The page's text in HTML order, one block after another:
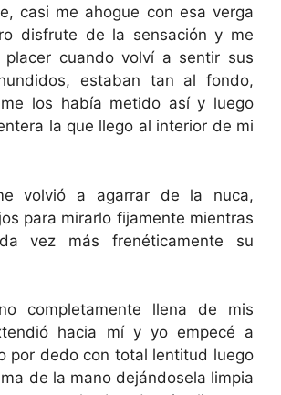
casi me ahogue con esa verga
disfrute de la sensación y me
placer cuando volví a sentir sus
estaban tan al fondo,
los había metido así y luego
la que llego al interior de mi
volvió a agarrar de la nuca,
para mirarlo fijamente mientras
vez más frenéticamente su
completamente llena de mis
hacia mí y yo empecé a
por dedo con total lentitud luego
de la mano dejándosela limpia